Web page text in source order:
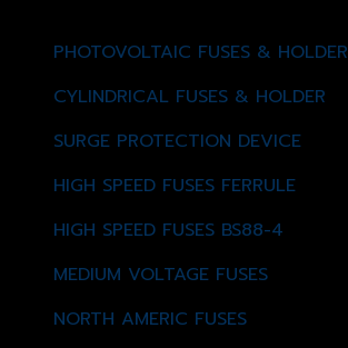
PHOTOVOLTAIC FUSES & HOLDER
CYLINDRICAL FUSES & HOLDER
SURGE PROTECTION DEVICE
HIGH SPEED FUSES FERRULE
HIGH SPEED FUSES BS88-4
MEDIUM VOLTAGE FUSES
NORTH AMERIC FUSES